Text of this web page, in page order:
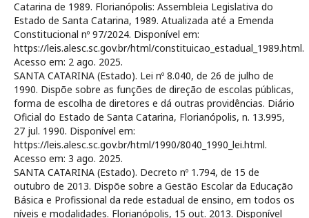
Catarina de 1989. Florianópolis: Assembleia Legislativa do
Estado de Santa Catarina, 1989. Atualizada até a Emenda
Constitucional nº 97/2024. Disponível em:
https://leis.alesc.sc.gov.br/html/constituicao_estadual_1989.html.
Acesso em: 2 ago. 2025.
SANTA CATARINA (Estado). Lei nº 8.040, de 26 de julho de
1990. Dispõe sobre as funções de direção de escolas públicas,
forma de escolha de diretores e dá outras providências. Diário
Oficial do Estado de Santa Catarina, Florianópolis, n. 13.995,
27 jul. 1990. Disponível em:
https://leis.alesc.sc.gov.br/html/1990/8040_1990_lei.html.
Acesso em: 3 ago. 2025.
SANTA CATARINA (Estado). Decreto nº 1.794, de 15 de
outubro de 2013. Dispõe sobre a Gestão Escolar da Educação
Básica e Profissional da rede estadual de ensino, em todos os
níveis e modalidades. Florianópolis, 15 out. 2013. Disponível